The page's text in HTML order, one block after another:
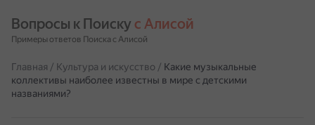
Вопросы к Поиску с Алисой
Примеры ответов Поиска с Алисой
Главная / Культура и искусство / Какие музыкальные
коллективы наиболее известны в мире с детскими
названиями?